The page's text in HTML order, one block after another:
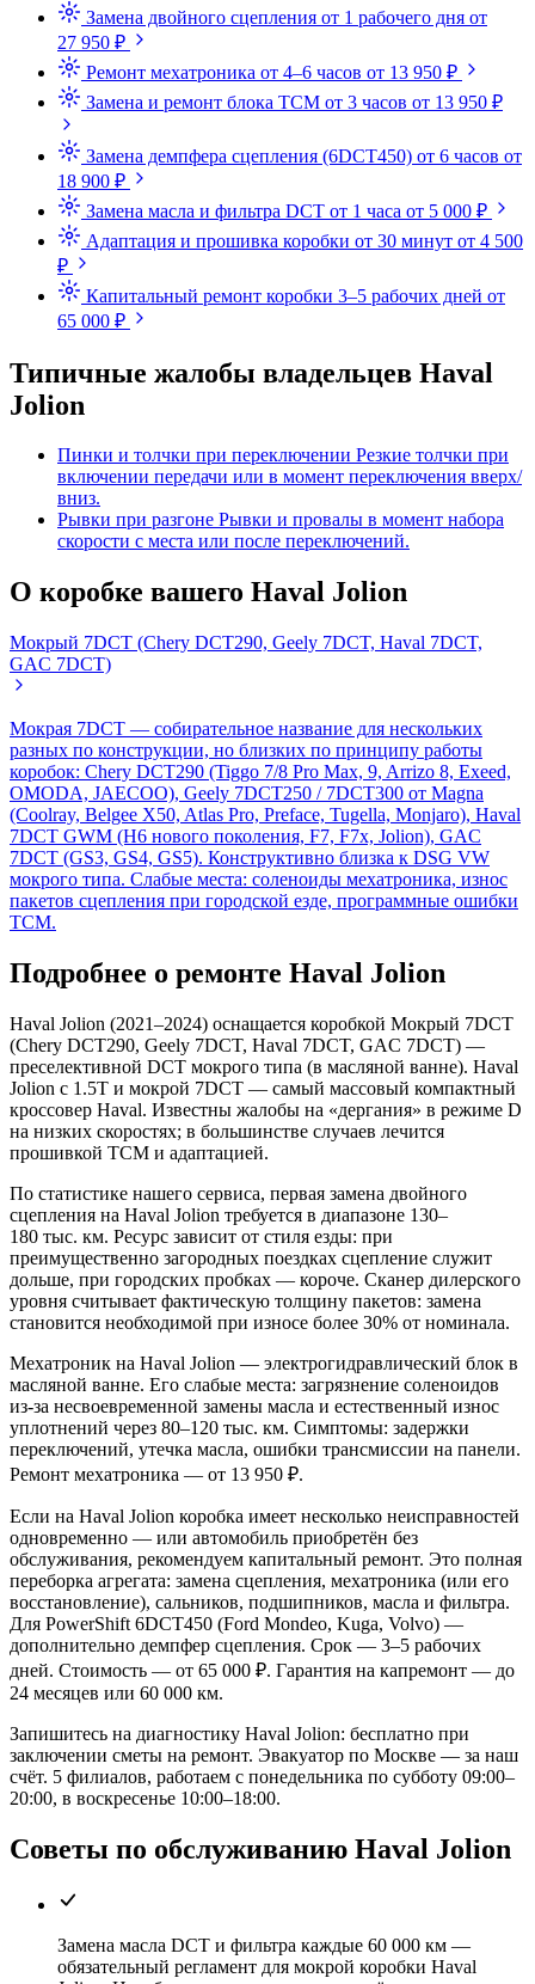
Замена двойного сцепления от 1 рабочего дня от
27 950 ₽
Ремонт мехатроника от 4–6 часов от 13 950 ₽
Замена и ремонт блока TCM от 3 часов от 13 950 ₽
Замена демпфера сцепления (6DCT450) от 6 часов от
18 900 ₽
Замена масла и фильтра DCT от 1 часа от 5 000 ₽
Адаптация и прошивка коробки от 30 минут от 4 500
₽
Капитальный ремонт коробки 3–5 рабочих дней от
65 000 ₽
Типичные жалобы владельцев Haval
Jolion
Пинки и толчки при переключении Резкие толчки при
включении передачи или в момент переключения вверх/
вниз.
Рывки при разгоне Рывки и провалы в момент набора
скорости с места или после переключений.
О коробке вашего Haval Jolion
Мокрый 7DCT (Chery DCT290, Geely 7DCT, Haval 7DCT,
GAC 7DCT)
Мокрая 7DCT — собирательное название для нескольких
разных по конструкции, но близких по принципу работы
коробок: Chery DCT290 (Tiggo 7/8 Pro Max, 9, Arrizo 8, Exeed,
OMODA, JAECOO), Geely 7DCT250 / 7DCT300 от Magna
(Coolray, Belgee X50, Atlas Pro, Preface, Tugella, Monjaro), Haval
7DCT GWM (H6 нового поколения, F7, F7x, Jolion), GAC
7DCT (GS3, GS4, GS5). Конструктивно близка к DSG VW
мокрого типа. Слабые места: соленоиды мехатроника, износ
пакетов сцепления при городской езде, программные ошибки
TCM.
Подробнее о ремонте Haval Jolion
Haval Jolion (2021–2024) оснащается коробкой Мокрый 7DCT
(Chery DCT290, Geely 7DCT, Haval 7DCT, GAC 7DCT) —
преселективной DCT мокрого типа (в масляной ванне). Haval
Jolion с 1.5T и мокрой 7DCT — самый массовый компактный
кроссовер Haval. Известны жалобы на «дергания» в режиме D
на низких скоростях; в большинстве случаев лечится
прошивкой TCM и адаптацией.
По статистике нашего сервиса, первая замена двойного
сцепления на Haval Jolion требуется в диапазоне 130–
180 тыс. км. Ресурс зависит от стиля езды: при
преимущественно загородных поездках сцепление служит
дольше, при городских пробках — короче. Сканер дилерского
уровня считывает фактическую толщину пакетов: замена
становится необходимой при износе более 30% от номинала.
Мехатроник на Haval Jolion — электрогидравлический блок в
масляной ванне. Его слабые места: загрязнение соленоидов
из-за несвоевременной замены масла и естественный износ
уплотнений через 80–120 тыс. км. Симптомы: задержки
переключений, утечка масла, ошибки трансмиссии на панели.
Ремонт мехатроника — от 13 950 ₽.
Если на Haval Jolion коробка имеет несколько неисправностей
одновременно — или автомобиль приобретён без
обслуживания, рекомендуем капитальный ремонт. Это полная
переборка агрегата: замена сцепления, мехатроника (или его
восстановление), сальников, подшипников, масла и фильтра.
Для PowerShift 6DCT450 (Ford Mondeo, Kuga, Volvo) —
дополнительно демпфер сцепления. Срок — 3–5 рабочих
дней. Стоимость — от 65 000 ₽. Гарантия на капремонт — до
24 месяцев или 60 000 км.
Запишитесь на диагностику Haval Jolion: бесплатно при
заключении сметы на ремонт. Эвакуатор по Москве — за наш
счёт. 5 филиалов, работаем с понедельника по субботу 09:00–
20:00, в воскресенье 10:00–18:00.
Советы по обслуживанию Haval Jolion
Замена масла DCT и фильтра каждые 60 000 км —
обязательный регламент для мокрой коробки Haval